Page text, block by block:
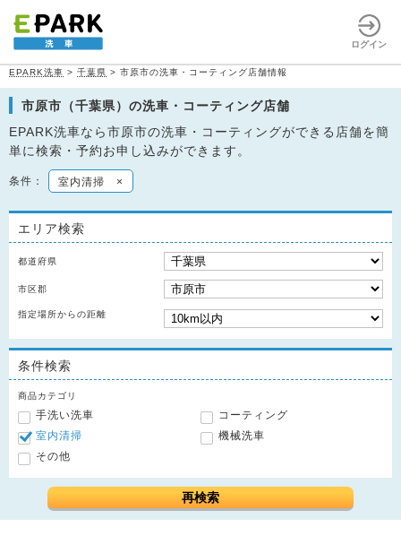
ログイン
EPARK洗車 > 千葉県 > 市原市の洗車・コーティング店舗情報
市原市（千葉県）の洗車・コーティング店舗
EPARK洗車なら市原市の洗車・コーティングができる店舗を簡
単に検索・予約お申し込みができます。
条件： 室内清掃 ×
エリア検索
都道府県
市区郡
指定場所からの距離
条件検索
商品カテゴリ
手洗い洗車
コーティング
室内清掃
機械洗車
その他
再検索